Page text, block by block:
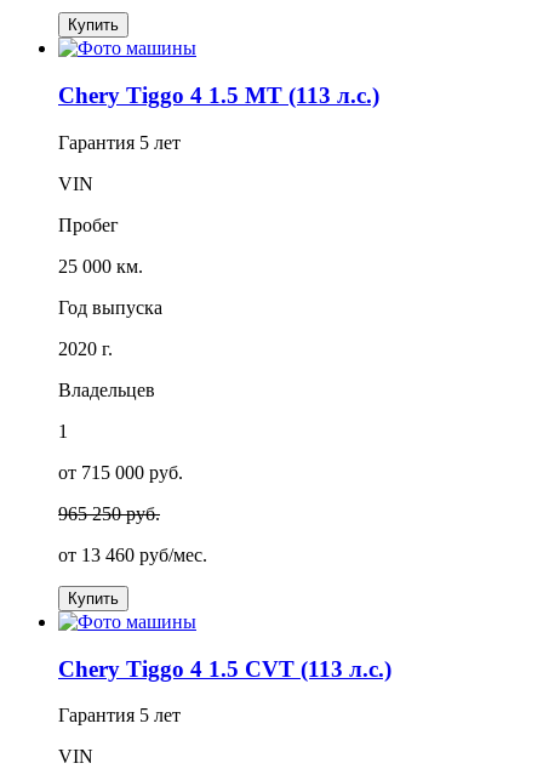
Купить
Chery Tiggo 4 1.5 MT (113 л.с.)
Гарантия 5 лет
VIN
Пробег
25 000 км.
Год выпуска
2020 г.
Владельцев
1
от 715 000 руб.
965 250 руб.
от 13 460 руб/мес.
Купить
Chery Tiggo 4 1.5 CVT (113 л.с.)
Гарантия 5 лет
VIN